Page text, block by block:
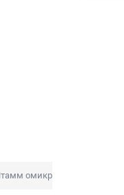
омикрон